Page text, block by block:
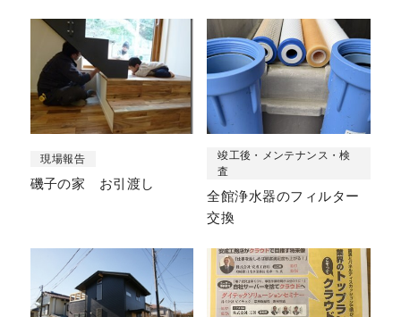
現場報告
磯子の家 お引渡し
竣工後・メンテナンス・検
査
全館浄水器のフィルター
交換